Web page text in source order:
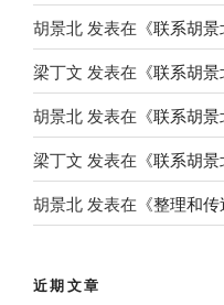
胡景北 发表在《联系胡景
梁丁文 发表在《联系胡景
胡景北 发表在《联系胡景
梁丁文 发表在《联系胡景
胡景北 发表在《整理和
近期文章